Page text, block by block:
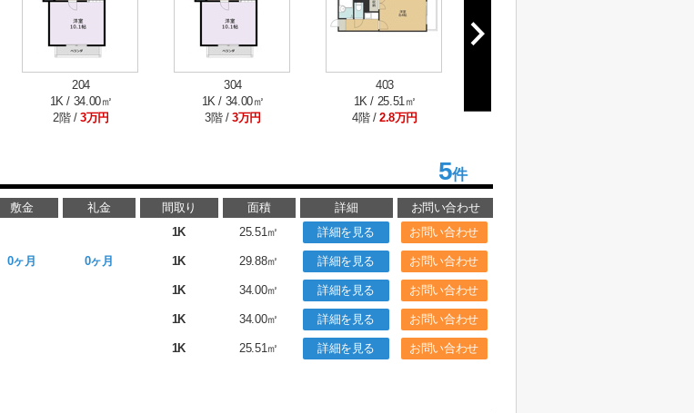
204
1K / 34.00㎡
2階 /3万円
304
1K / 34.00㎡
3階 /3万円
403
1K / 25.51㎡
4階 / 2.8万円
5件
敷金 礼金 間取り 面積 詳細
お問い合わせ
1K 25.51㎡ 詳細を見る お問い合わせ
0ヶ月 0ヶ月 1K 29.88㎡ 詳細を見る お問い合わせ
1K 34.00㎡ 詳細を見る お問い合わせ
1K 34.00㎡ 詳細を見る お問い合わせ
1K 25.51㎡ 詳細を見る お問い合わせ